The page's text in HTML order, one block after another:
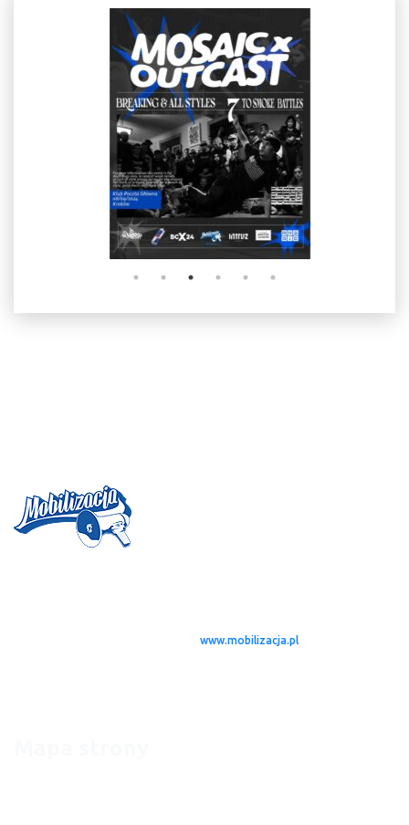
swoich tekstów na stronie serwisuwww.mobilizacja.pl